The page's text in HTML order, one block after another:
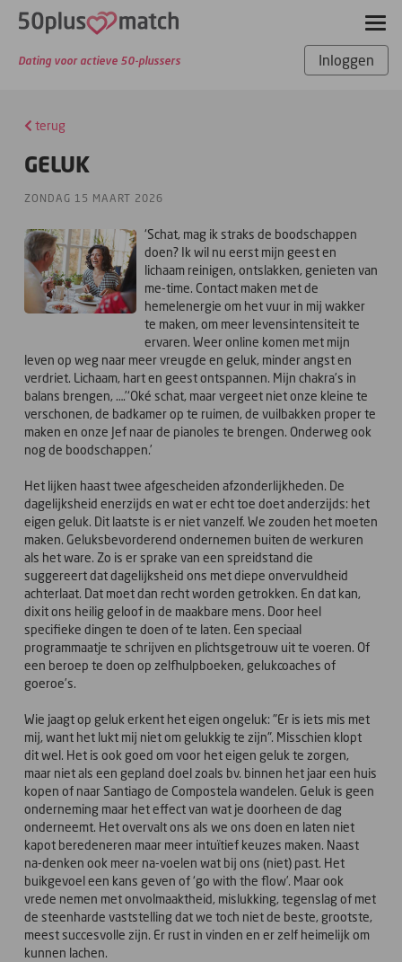
Dating voor actieve 50-plussers Inloggen
terug
GELUK
ZONDAG 15 MAART 2026
‘Schat, mag ik straks de boodschappen
doen? Ik wil nu eerst mijn geest en
lichaam reinigen, ontslakken, genieten van
me-time. Contact maken met de
hemelenergie om het vuur in mij wakker
te maken, om meer levensintensiteit te
ervaren. Weer online komen met mijn
leven op weg naar meer vreugde en geluk, minder angst en
verdriet. Lichaam, hart en geest ontspannen. Mijn chakra’s in
balans brengen, ….’‘Oké schat, maar vergeet niet onze kleine te
verschonen, de badkamer op te ruimen, de vuilbakken proper te
maken en onze Jef naar de pianoles te brengen. Onderweg ook
nog de boodschappen.’
Het lijken haast twee afgescheiden afzonderlijkheden. De
dagelijksheid enerzijds en wat er echt toe doet anderzijds: het
eigen geluk. Dit laatste is er niet vanzelf. We zouden het moeten
maken. Geluksbevorderend ondernemen buiten de werkuren
als het ware. Zo is er sprake van een spreidstand die
suggereert dat dagelijksheid ons met diepe onvervuldheid
achterlaat. Dat moet dan recht worden getrokken. En dat kan,
dixit ons heilig geloof in de maakbare mens. Door heel
specifieke dingen te doen of te laten. Een speciaal
programmaatje te schrijven en plichtsgetrouw uit te voeren. Of
een beroep te doen op zelfhulpboeken, gelukcoaches of
goeroe’s.
Wie jaagt op geluk erkent het eigen ongeluk: "Er is iets mis met
mij, want het lukt mij niet om gelukkig te zijn". Misschien klopt
dit wel. Het is ook goed om voor het eigen geluk te zorgen,
maar niet als een gepland doel zoals bv. binnen het jaar een huis
kopen of naar Santiago de Compostela wandelen. Geluk is geen
onderneming maar het effect van wat je doorheen de dag
onderneemt. Het overvalt ons als we ons doen en laten niet
kapot beredeneren maar meer intuïtief keuzes maken. Naast
na-denken ook meer na-voelen wat bij ons (niet) past. Het
buikgevoel een kans geven of ‘go with the flow’. Maar ook
vrede nemen met onvolmaaktheid, mislukking, tegenslag of met
de steenharde vaststelling dat we toch niet de beste, grootste,
meest succesvolle zijn. Er rust in vinden en er zelf heimelijk om
kunnen lachen.